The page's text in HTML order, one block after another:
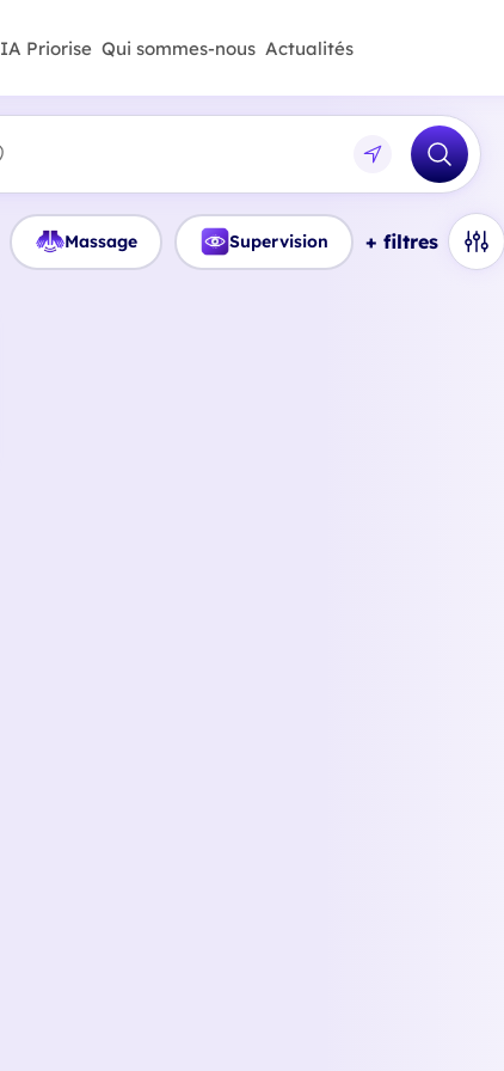
IA Priorise Qui sommes-nous Actualités
Massage Supervision + filtres